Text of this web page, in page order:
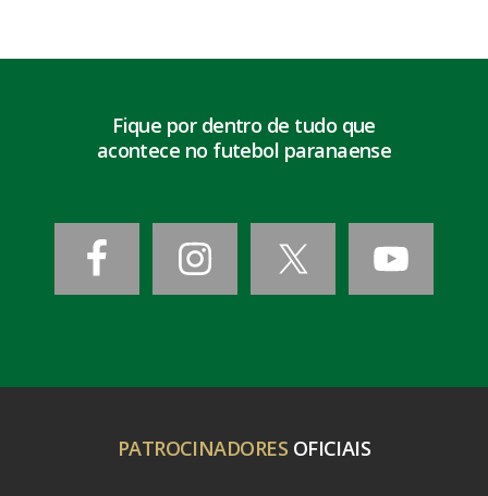
Fique por dentro de tudo que
acontece no futebol paranaense
PATROCINADORES OFICIAIS